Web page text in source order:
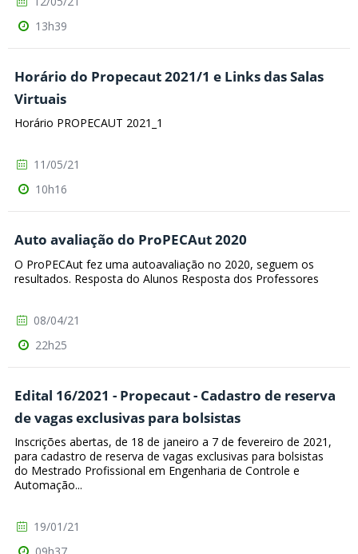
13h39
Horário do Propecaut 2021/1 e Links das Salas
Virtuais
Horário PROPECAUT 2021_1
11/05/21
10h16
Auto avaliação do ProPECAut 2020
O ProPECAut fez uma autoavaliação no 2020, seguem os
resultados. Resposta do Alunos Resposta dos Professores
08/04/21
22h25
Edital 16/2021 - Propecaut - Cadastro de reserva
de vagas exclusivas para bolsistas
Inscrições abertas, de 18 de janeiro a 7 de fevereiro de 2021,
para cadastro de reserva de vagas exclusivas para bolsistas
do Mestrado Profissional em Engenharia de Controle e
Automação...
19/01/21